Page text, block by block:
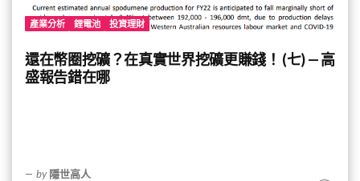
產業分析 鋰電池 投資理財
還在幣圈挖礦？在真實世界挖礦更賺錢！ (七) — 高
盛報告錯在哪
by 隱世高人